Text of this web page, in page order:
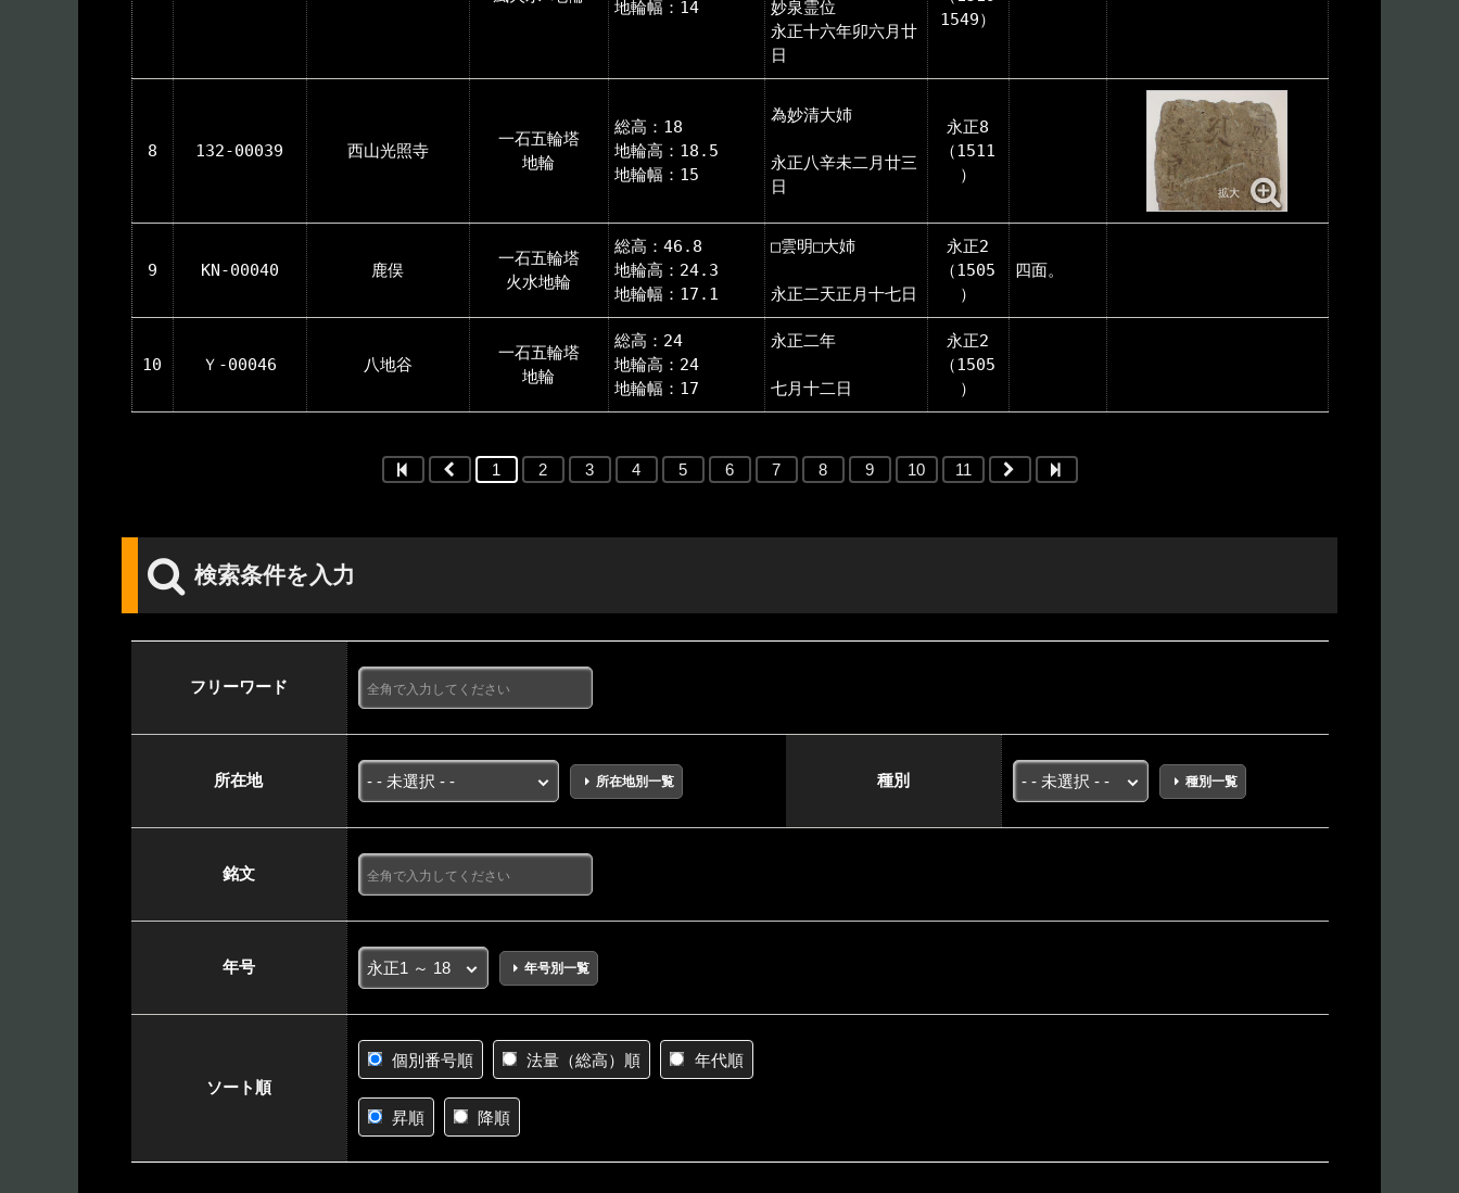
地輪幅：14
妙泉霊位
永正十六年卯六月廿
日
1549）
8 132-00039 西山光照寺
一石五輪塔
地輪
総高：18
地輪高：18.5
地輪幅：15
為妙清大姉
永正八辛未二月廿三
日
永正8
（1511
）
9 KN-00040 鹿俣
一石五輪塔
火水地輪
総高：46.8
地輪高：24.3
地輪幅：17.1
□雲明□大姉
永正二天正月十七日
永正2
（1505
）
四面。
10 Ｙ-00046 八地谷
一石五輪塔
地輪
総高：24
地輪高：24
地輪幅：17
永正二年
七月十二日
永正2
（1505
）
1 2 3 4 5 6 7 8 9 10 11
検索条件を入力
フリーワード
所在地 所在地別一覧 種別 種別一覧
銘文
年号 年号別一覧
ソート順
個別番号順 法量（総高）順 年代順
昇順 降順